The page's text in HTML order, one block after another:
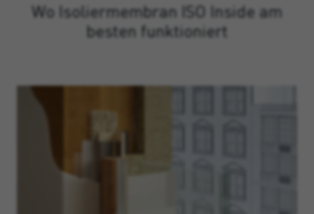
Wo Isoliermembran ISO Inside am
besten funktioniert